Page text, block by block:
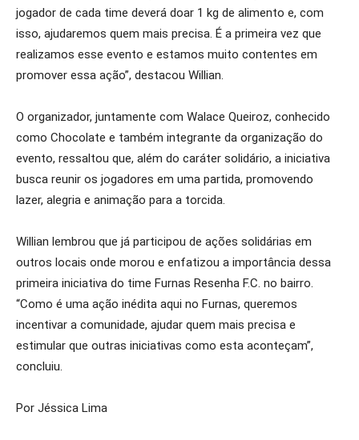
jogador de cada time deverá doar 1 kg de alimento e, com
isso, ajudaremos quem mais precisa. É a primeira vez que
realizamos esse evento e estamos muito contentes em
promover essa ação”, destacou Willian.
O organizador, juntamente com Walace Queiroz, conhecido
como Chocolate e também integrante da organização do
evento, ressaltou que, além do caráter solidário, a iniciativa
busca reunir os jogadores em uma partida, promovendo
lazer, alegria e animação para a torcida.
Willian lembrou que já participou de ações solidárias em
outros locais onde morou e enfatizou a importância dessa
primeira iniciativa do time Furnas Resenha F.C. no bairro.
“Como é uma ação inédita aqui no Furnas, queremos
incentivar a comunidade, ajudar quem mais precisa e
estimular que outras iniciativas como esta aconteçam”,
concluiu.
Por Jéssica Lima